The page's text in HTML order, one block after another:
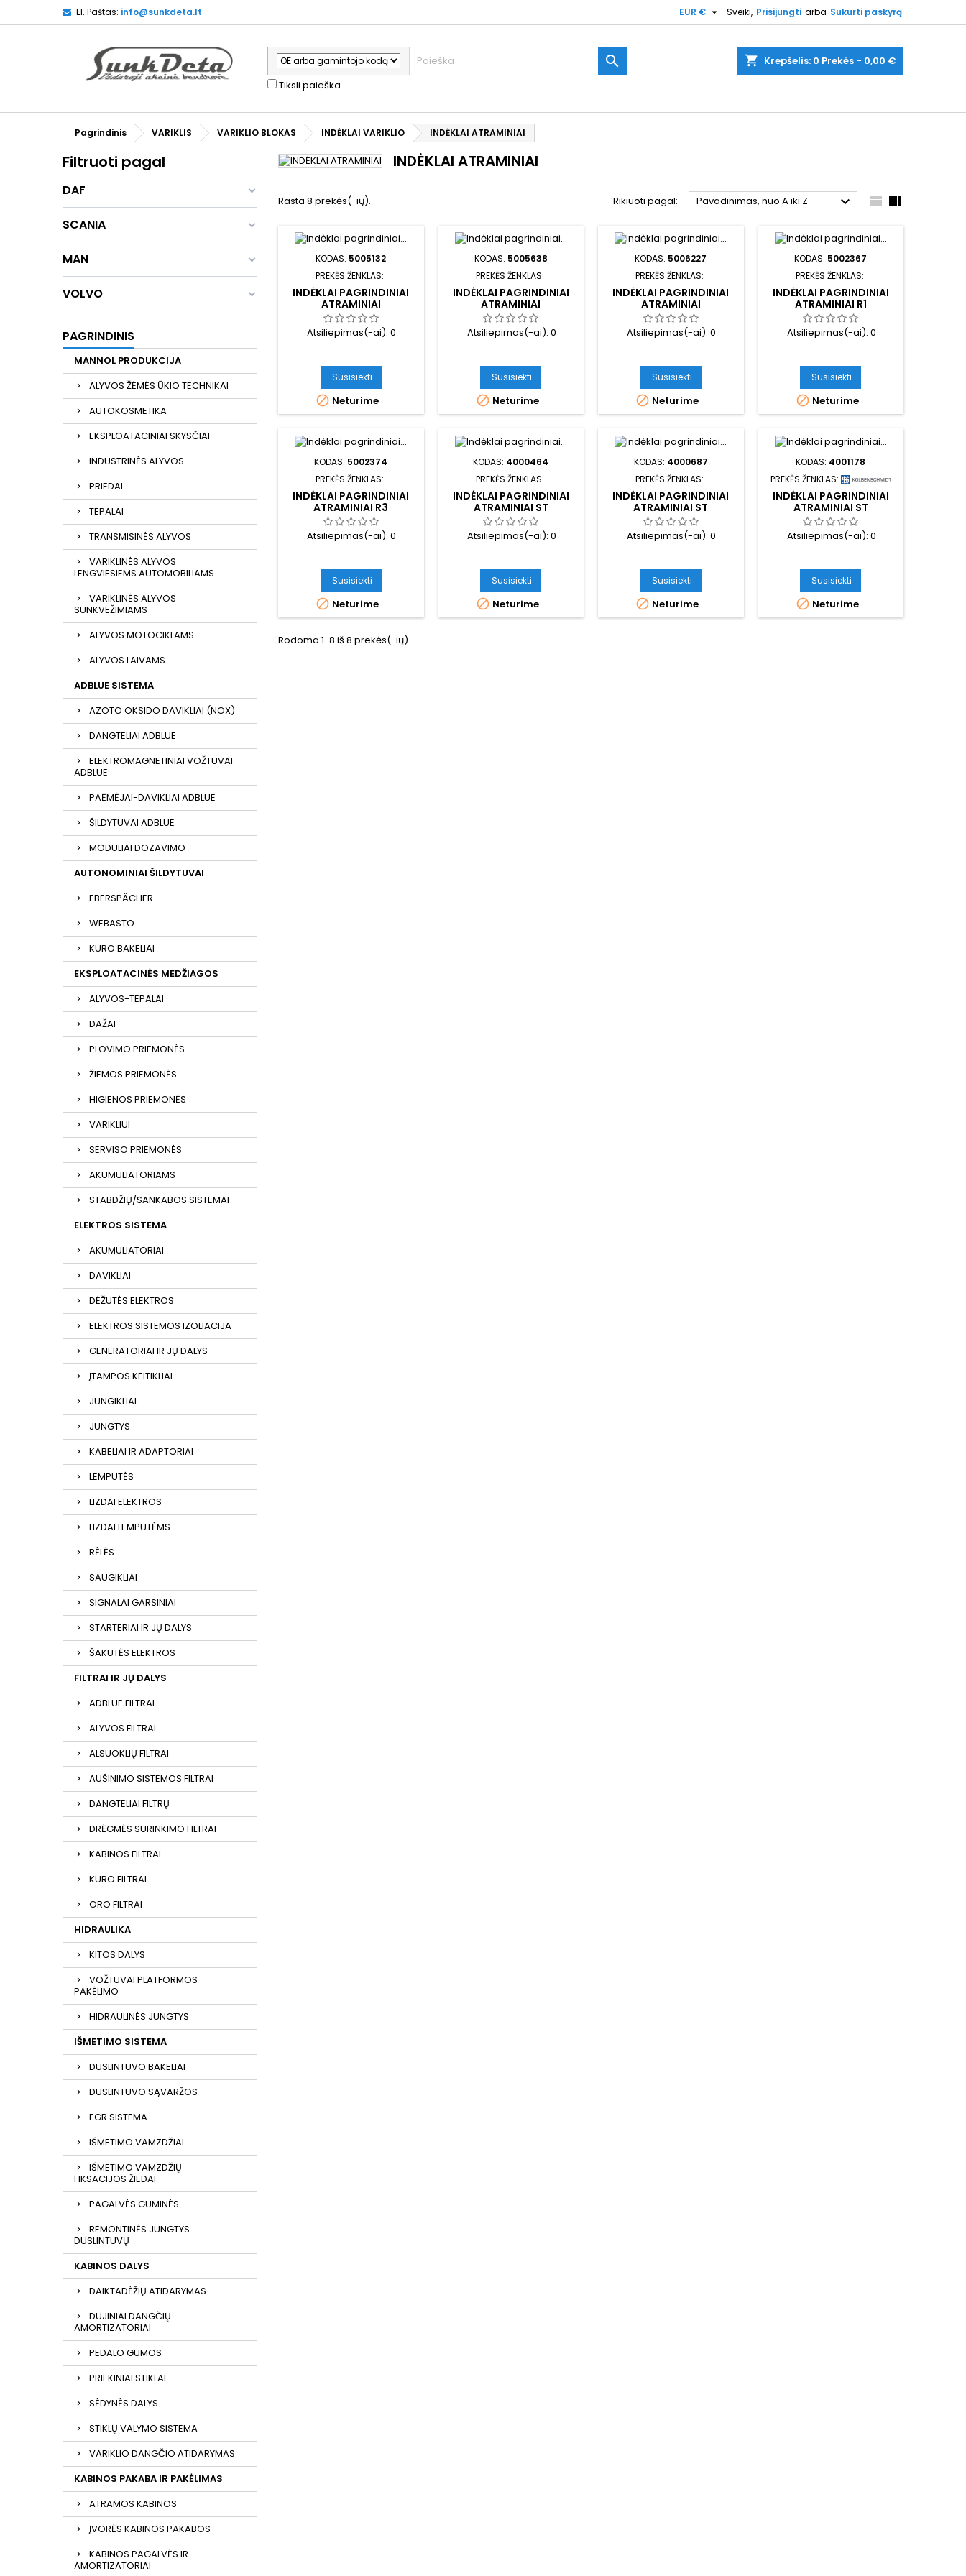
El. Paštas: info@sunkdeta.lt Sveiki, Prisijungti arba Sukurti paskyrą
EUR € 
shopping_cart Krepšelis: 0 Prekės - 0,00 €
Tiksli paieška

Pagrindinis VARIKLIS VARIKLIO BLOKAS INDĖKLAI VARIKLIO INDĖKLAI ATRAMINIAI
Filtruoti pagal
DAF
SCANIA
MAN
VOLVO
PAGRINDINIS
MANNOL PRODUKCIJA
ALYVOS ŽĖMĖS ŪKIO TECHNIKAI
AUTOKOSMETIKA
EKSPLOATACINIAI SKYSČIAI
INDUSTRINĖS ALYVOS
PRIEDAI
TEPALAI
TRANSMISINĖS ALYVOS
VARIKLINĖS ALYVOS
LENGVIESIEMS AUTOMOBILIAMS
VARIKLINĖS ALYVOS
SUNKVEŽIMIAMS
ALYVOS MOTOCIKLAMS
ALYVOS LAIVAMS
ADBLUE SISTEMA
AZOTO OKSIDO DAVIKLIAI (NOX)
DANGTELIAI ADBLUE
ELEKTROMAGNETINIAI VOŽTUVAI
ADBLUE
PAĖMĖJAI-DAVIKLIAI ADBLUE
ŠILDYTUVAI ADBLUE
MODULIAI DOZAVIMO
AUTONOMINIAI ŠILDYTUVAI
EBERSPÄCHER
WEBASTO
KURO BAKELIAI
EKSPLOATACINĖS MEDŽIAGOS
ALYVOS-TEPALAI
DAŽAI
PLOVIMO PRIEMONĖS
ŽIEMOS PRIEMONĖS
HIGIENOS PRIEMONĖS
VARIKLIUI
SERVISO PRIEMONĖS
AKUMULIATORIAMS
STABDŽIŲ/SANKABOS SISTEMAI
ELEKTROS SISTEMA
AKUMULIATORIAI
DAVIKLIAI
DĖŽUTĖS ELEKTROS
ELEKTROS SISTEMOS IZOLIACIJA
GENERATORIAI IR JŲ DALYS
ĮTAMPOS KEITIKLIAI
JUNGIKLIAI
JUNGTYS
KABELIAI IR ADAPTORIAI
LEMPUTĖS
LIZDAI ELEKTROS
LIZDAI LEMPUTĖMS
RĖLĖS
SAUGIKLIAI
SIGNALAI GARSINIAI
STARTERIAI IR JŲ DALYS
ŠAKUTĖS ELEKTROS
FILTRAI IR JŲ DALYS
ADBLUE FILTRAI
ALYVOS FILTRAI
ALSUOKLIŲ FILTRAI
AUŠINIMO SISTEMOS FILTRAI
DANGTELIAI FILTRŲ
DRĖGMĖS SURINKIMO FILTRAI
KABINOS FILTRAI
KURO FILTRAI
ORO FILTRAI
HIDRAULIKA
KITOS DALYS
VOŽTUVAI PLATFORMOS
PAKĖLIMO
HIDRAULINĖS JUNGTYS
IŠMETIMO SISTEMA
DUSLINTUVO BAKELIAI
DUSLINTUVO SĄVARŽOS
EGR SISTEMA
IŠMETIMO VAMZDŽIAI
IŠMETIMO VAMZDŽIŲ
FIKSACIJOS ŽIEDAI
PAGALVĖS GUMINĖS
REMONTINĖS JUNGTYS
DUSLINTUVŲ
KABINOS DALYS
DAIKTADĖŽIŲ ATIDARYMAS
DUJINIAI DANGČIŲ
AMORTIZATORIAI
PEDALO GUMOS
PRIEKINIAI STIKLAI
SĖDYNĖS DALYS
STIKLŲ VALYMO SISTEMA
VARIKLIO DANGČIO ATIDARYMAS
KABINOS PAKABA IR PAKĖLIMAS
ATRAMOS KABINOS
ĮVORĖS KABINOS PAKABOS
KABINOS PAGALVĖS IR
AMORTIZATORIAI
INDĖKLAI ATRAMINIAI
Rasta 8 prekės(-ių). Rikiuoti pagal: Pavadinimas, nuo A iki Z   
KODAS: 5005132
PREKĖS ŽENKLAS:
INDĖKLAI PAGRINDINIAI
ATRAMINIAI
Atsiliepimas(-ai):0
Susisiekti
 Neturime
KODAS: 5005638
PREKĖS ŽENKLAS:
INDĖKLAI PAGRINDINIAI
ATRAMINIAI
Atsiliepimas(-ai): 0
Susisiekti
 Neturime
KODAS: 5006227
PREKĖS ŽENKLAS:
INDĖKLAI PAGRINDINIAI
ATRAMINIAI
Atsiliepimas(-ai):0
Susisiekti
 Neturime
KODAS: 5002367
PREKĖS ŽENKLAS:
INDĖKLAI PAGRINDINIAI
ATRAMINIAI R1
Atsiliepimas(-ai): 0
Susisiekti
 Neturime
KODAS: 5002374
PREKĖS ŽENKLAS:
INDĖKLAI PAGRINDINIAI
ATRAMINIAI R3
Atsiliepimas(-ai):0
Susisiekti
 Neturime
KODAS: 4000464
PREKĖS ŽENKLAS:
INDĖKLAI PAGRINDINIAI
ATRAMINIAI ST
Atsiliepimas(-ai): 0
Susisiekti
 Neturime
KODAS: 4000687
PREKĖS ŽENKLAS:
INDĖKLAI PAGRINDINIAI
ATRAMINIAI ST
Atsiliepimas(-ai):0
Susisiekti
 Neturime
KODAS: 4001178
PREKĖS ŽENKLAS:
INDĖKLAI PAGRINDINIAI
ATRAMINIAI ST
Atsiliepimas(-ai): 0
Susisiekti
 Neturime
Rodoma 1-8 iš 8 prekės(-ių)